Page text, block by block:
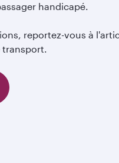
handicapé.
reportez-vous à
transport.